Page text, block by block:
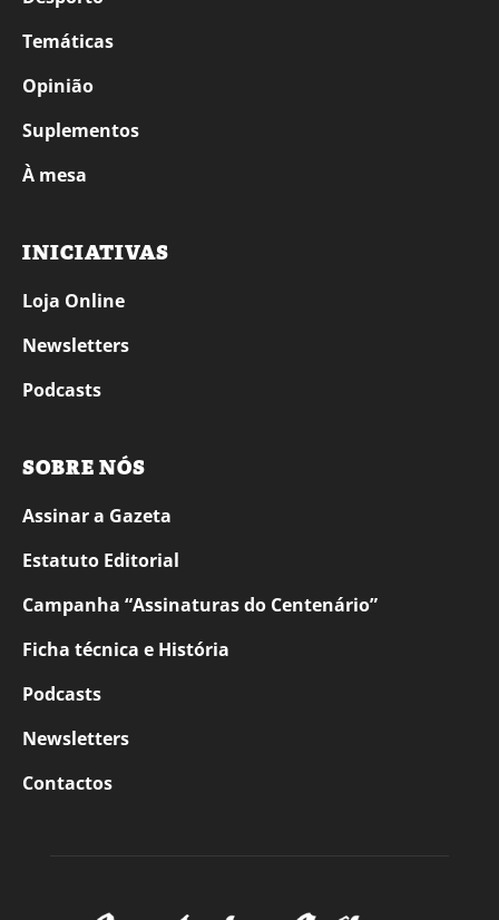
Temáticas
Opinião
Suplementos
À mesa
INICIATIVAS
Loja Online
Newsletters
Podcasts
SOBRE NÓS
Assinar a Gazeta
Estatuto Editorial
Campanha “Assinaturas do Centenário”
Ficha técnica e História
Podcasts
Newsletters
Contactos